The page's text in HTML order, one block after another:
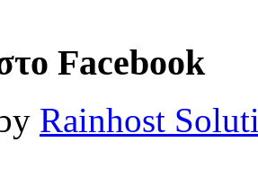
Facebook
Rainhost